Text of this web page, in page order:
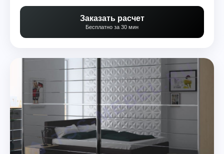
Заказать расчет
Бесплатно за 30 мин